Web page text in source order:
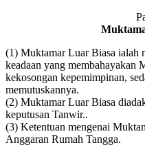
(1) Muktamar Luar Biasa ialah
keadaan yang membahayakan
kekosongan kepemimpinan,
memutuskannya.
(2) Muktamar Luar Biasa
keputusan Tanwir..
(3) Ketentuan mengenai
Anggaran Rumah Tangga.